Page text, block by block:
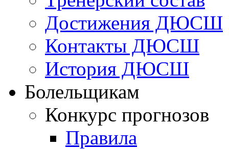
Достижения ДЮСШ
Контакты ДЮСШ
История ДЮСШ
Болельщикам
Конкурс прогнозов
Правила